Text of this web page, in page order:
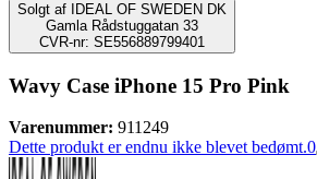
Solgt af
IDEAL OF SWEDEN DK
Gamla Rådstuggatan 33
CVR-nr: SE556889799401
Wavy Case iPhone 15 Pro Pink
Varenummer: 911249
Dette produkt er endnu ikke blevet bedømt.0